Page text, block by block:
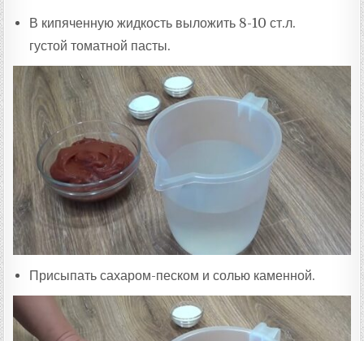
В кипяченную жидкость выложить 8-10 ст.л.
густой томатной пасты.
Присыпать сахаром-песком и солью каменной.